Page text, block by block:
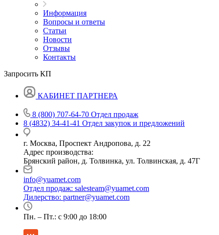
Информация
Вопросы и ответы
Статьи
Новости
Отзывы
Контакты
Запросить КП
КАБИНЕТ ПАРТНЕРА
8 (800) 707-64-70 Отдел продаж
8 (4832) 34-41-41 Отдел закупок и предложений
г. Москва, Проспект Андропова, д. 22
Адрес производства:
Брянский район, д. Толвинка, ул. Толвинская, д. 47Г
info@yuamet.com
Отдел продаж: salesteam@yuamet.com
Дилерство: partner@yuamet.com
Пн. – Пт.: с 9:00 до 18:00